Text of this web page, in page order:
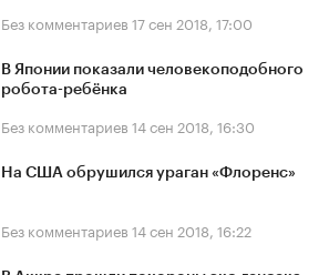
Без комментариев 17 сен 2018, 17:00
В Японии показали человекоподобного
робота-ребёнка
Без комментариев 14 сен 2018, 16:30
На США обрушился ураган «Флоренс»
Без комментариев 14 сен 2018, 16:22